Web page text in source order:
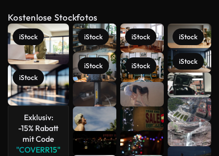
Kostenlose Stockfotos
iStock
iStock
Exklusiv:
-15% Rabatt
mit Code
"COVERR15"
iStock
iStock
iStock
iStock
iStock
iStock
Mehr
anzeigen